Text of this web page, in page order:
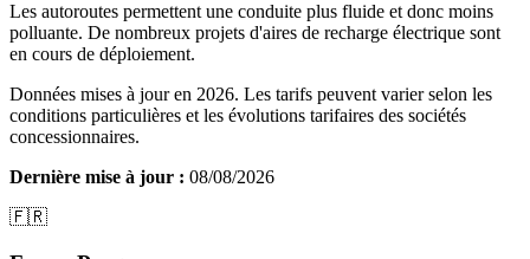
Les autoroutes permettent une conduite plus fluide et donc moins
polluante. De nombreux projets d'aires de recharge électrique sont
en cours de déploiement.
Données mises à jour en 2026. Les tarifs peuvent varier selon les
conditions particulières et les évolutions tarifaires des sociétés
concessionnaires.
Dernière mise à jour : 08/08/2026
🇫🇷